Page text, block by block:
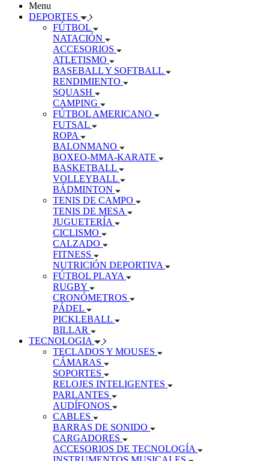
Menu
DEPORTES
FÚTBOL
NATACIÓN
ACCESORIOS
ATLETISMO
BASEBALL Y SOFTBALL
RENDIMIENTO
SQUASH
CAMPING
FÚTBOL AMERICANO
FUTSAL
ROPA
BALONMANO
BOXEO-MMA-KARATE
BASKETBALL
VOLLEYBALL
BÁDMINTON
TENIS DE CAMPO
TENIS DE MESA
JUGUETERÍA
CICLISMO
CALZADO
FITNESS
NUTRICIÓN DEPORTIVA
FÚTBOL PLAYA
RUGBY
CRONÓMETROS
PÁDEL
PICKLEBALL
BILLAR
TECNOLOGIA
TECLADOS Y MOUSES
CÁMARAS
SOPORTES
RELOJES INTELIGENTES
PARLANTES
AUDÍFONOS
CABLES
BARRAS DE SONIDO
CARGADORES
ACCESORIOS DE TECNOLOGÍA